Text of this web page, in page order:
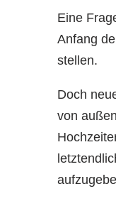
Eine
Anfang
stellen.
Doch
von